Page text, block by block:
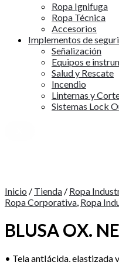
Ropa Ignifuga
Ropa Técnica
Accesorios
Implementos de
Señalización
Equipos e
Salud y Rescate
Incendio
Linternas y
Sistemas Lock
Inicio / Tienda / Ropa
Ropa Corporativa, Ropa
BLUSA OX.
• Tela antIácida, elastizada